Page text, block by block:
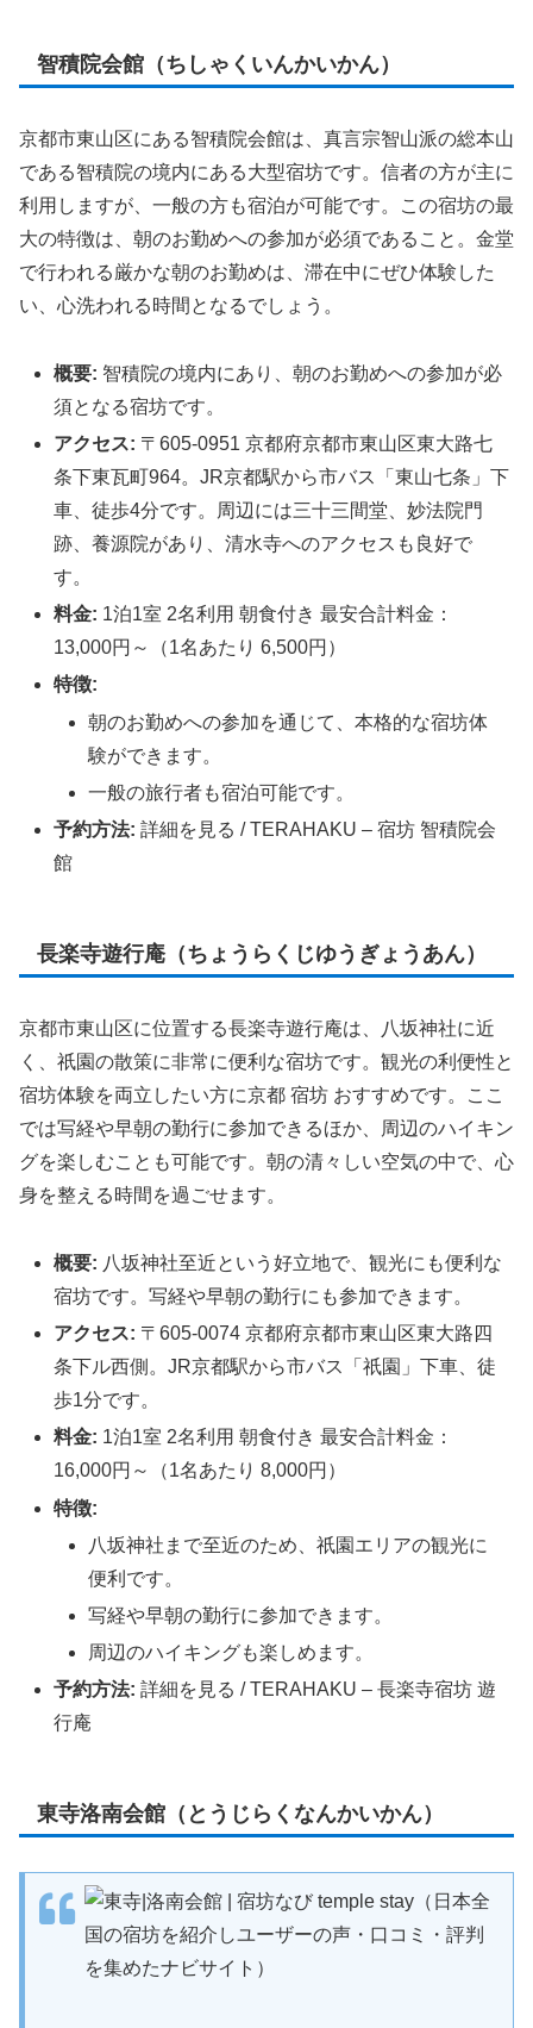
智積院会館（ちしゃくいんかいかん）
京都市東山区にある智積院会館は、真言宗智山派の総本山
である智積院の境内にある大型宿坊です。信者の方が主に
利用しますが、一般の方も宿泊が可能です。この宿坊の最
大の特徴は、朝のお勤めへの参加が必須であること。金堂
で行われる厳かな朝のお勤めは、滞在中にぜひ体験した
い、心洗われる時間となるでしょう。
概要: 智積院の境内にあり、朝のお勤めへの参加が必
須となる宿坊です。
アクセス: 〒605-0951 京都府京都市東山区東大路七
条下東瓦町964。JR京都駅から市バス「東山七条」下
車、徒歩4分です。周辺には三十三間堂、妙法院門
跡、養源院があり、清水寺へのアクセスも良好で
す。
料金: 1泊1室 2名利用 朝食付き 最安合計料金：
13,000円～（1名あたり 6,500円）
特徴:
朝のお勤めへの参加を通じて、本格的な宿坊体
験ができます。
一般の旅行者も宿泊可能です。
予約方法: 詳細を見る / TERAHAKU – 宿坊 智積院会
館
長楽寺遊行庵（ちょうらくじゆうぎょうあん）
京都市東山区に位置する長楽寺遊行庵は、八坂神社に近
く、祇園の散策に非常に便利な宿坊です。観光の利便性と
宿坊体験を両立したい方に京都 宿坊 おすすめです。ここ
では写経や早朝の勤行に参加できるほか、周辺のハイキン
グを楽しむことも可能です。朝の清々しい空気の中で、心
身を整える時間を過ごせます。
概要: 八坂神社至近という好立地で、観光にも便利な
宿坊です。写経や早朝の勤行にも参加できます。
アクセス: 〒605-0074 京都府京都市東山区東大路四
条下ル西側。JR京都駅から市バス「祇園」下車、徒
歩1分です。
料金: 1泊1室 2名利用 朝食付き 最安合計料金：
16,000円～（1名あたり 8,000円）
特徴:
八坂神社まで至近のため、祇園エリアの観光に
便利です。
写経や早朝の勤行に参加できます。
周辺のハイキングも楽しめます。
予約方法: 詳細を見る / TERAHAKU – 長楽寺宿坊 遊
行庵
東寺洛南会館（とうじらくなんかいかん）